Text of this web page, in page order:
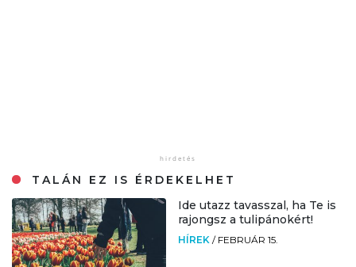
TALÁN EZ IS ÉRDEKELHET
Ide utazz tavasszal, ha Te is
rajongsz a tulipánokért!
HÍREK / FEBRUÁR 15.